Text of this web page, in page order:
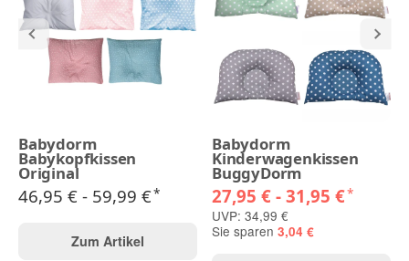
Babydorm
Babykopfkissen
Original
46,95 € - 59,99 €*
Zum Artikel
Babydorm
Kinderwagenkissen
BuggyDorm
27,95 € - 31,95 €*
UVP: 34,99 €
Sie sparen 3,04 €